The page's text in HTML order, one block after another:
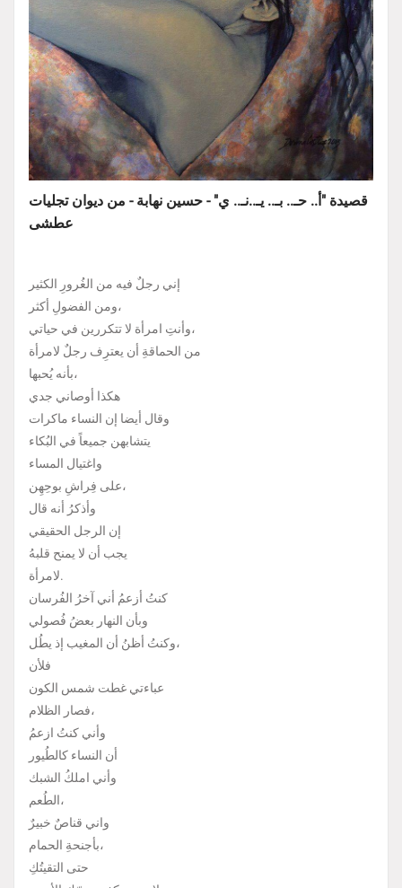
قصيدة "أ.. حـ.. بـ.. يـ..نـ.. ي" - حسين نهابة - من ديوان تجليات
عطشى
إني رجلٌ فيه من الغُرورِ الكثير
ومن الفضولِ أكثر،
وأنتِ امرأة لا تتكررين في حياتي،
من الحماقةِ أن يعترِف رجلٌ لامرأة
بأنه يُحبها،
هكذا أوصاني جدي
وقال أيضا إن النساء ماكرات
يتشابهن جميعاً في البُكاء
واغتيال المساء
على فِراشِ بوحِهِن،
وأذكرُ أنه قال
إن الرجل الحقيقي
يجب أن لا يمنح قلبهُ
لامرأة.
كنتُ أزعمُ أني آخرُ الفُرسان
وبأن النهار بعضُ فُصولي
وكنتُ أظنُ أن المغيب إذ يطُل،
فلأن
عباءتي غطت شمس الكون
فصار الظلام،
وأني كنتُ ازعمُ
أن النساء كالطُيور
وأني املكُ الشبك
الطُعم،
واني قناصٌ خبيرٌ
بأجنحةِ الحمام،
حتى التقيتُكِ